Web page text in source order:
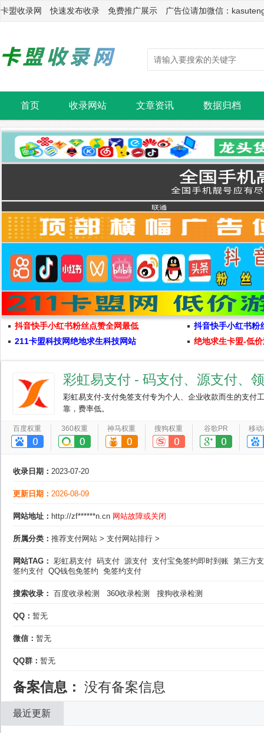
卡盟收录网 快速发布收录 免费推广展示 广告位请加微信：
首页 收录网站 文章资讯 数据归档
抖音快手小红书粉丝点赞全网最低
抖音快手小红书粉
211卡盟科技网绝地求生科技网站
绝地求生卡盟-低
彩虹易支付 - 码支付、源支付、
彩虹易支付-支付免签支付专为个人、企业收款而生的支付
靠，费率低。
百度权重 360权重 神马权重 搜狗权重 谷歌PR 移
收录日期： 2023-07-20
更新日期： 2026-08-09
网站地址： http://zf******n.cn 网站故障或关闭
所属分类： 推荐支付网站 > 支付网站排行 >
网站TAG： 彩虹易支付 码支付 源支付 支付宝免签约即时到账 第三方
签约支付 QQ钱包免签约 免签约支付
搜索收录： 百度收录检测 360收录检测 搜狗收录检测
QQ： 暂无
微信： 暂无
QQ群： 暂无
备案信息： 没有备案信息
最近更新